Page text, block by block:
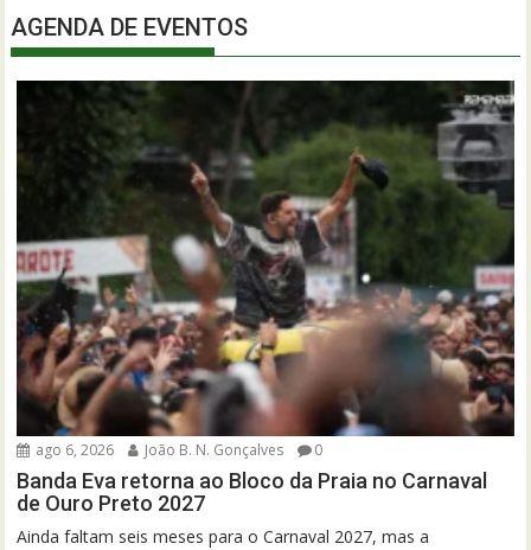
AGENDA DE EVENTOS
ago 6, 2026 João B. N. Gonçalves 0
Banda Eva retorna ao Bloco da Praia no Carnaval
de Ouro Preto 2027
Ainda faltam seis meses para o Carnaval 2027, mas a